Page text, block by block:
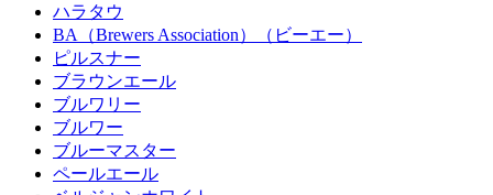
ハラタウ
BA（Brewers Association）（ビーエー）
ピルスナー
ブラウンエール
ブルワリー
ブルワー
ブルーマスター
ペールエール